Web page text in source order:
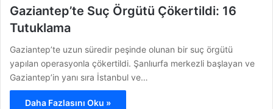
Gaziantep’te Suç Örgütü Çökertildi: 16
Tutuklama
Gaziantep’te uzun süredir peşinde olunan bir suç örgütü
yapılan operasyonla çökertildi. Şanlıurfa merkezli başlayan ve
Gaziantep’in yanı sıra İstanbul ve…
Daha Fazlasını Oku »